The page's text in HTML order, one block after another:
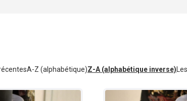
A-Z (alphabétique)Z-A (alphabétique inverse)